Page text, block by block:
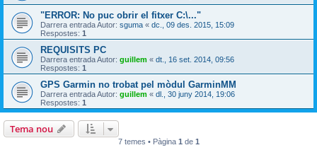
"ERROR: No puc obrir el fitxer C:\..."
Darrera entrada Autor: sguma « dc., 09 des. 2015, 15:09
Respostes: 1
REQUISITS PC
Darrera entrada Autor: guillem « dt., 16 set. 2014, 09:56
Respostes: 1
GPS Garmin no trobat pel mòdul GarminMM
Darrera entrada Autor: guillem « dl., 30 juny 2014, 19:06
Respostes: 1
Tema nou
7 temes • Pàgina 1 de 1